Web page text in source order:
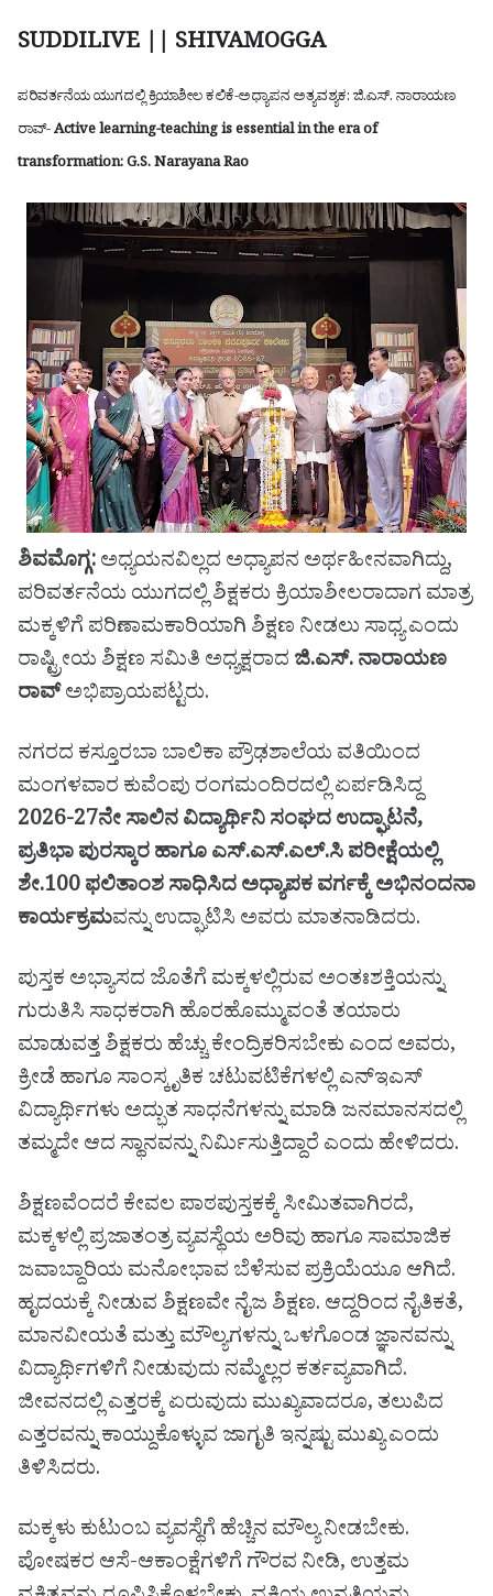
SUDDILIVE || SHIVAMOGGA
ಪರಿವರ್ತನೆಯ ಯುಗದಲ್ಲಿ ಕ್ರಿಯಾಶೀಲ ಕಲಿಕೆ-ಅಧ್ಯಾಪನ ಅತ್ಯವಶ್ಯಕ: ಜಿ.ಎಸ್. ನಾರಾಯಣ
ರಾವ್-Active learning-teaching is essential in the era of
transformation: G.S. Narayana Rao
ಶಿವಮೊಗ್ಗ:ಅಧ್ಯಯನವಿಲ್ಲದ ಅಧ್ಯಾಪನ ಅರ್ಥಹೀನವಾಗಿದ್ದು,
ಪರಿವರ್ತನೆಯ ಯುಗದಲ್ಲಿ ಶಿಕ್ಷಕರು ಕ್ರಿಯಾಶೀಲರಾದಾಗ ಮಾತ್ರ
ಮಕ್ಕಳಿಗೆ ಪರಿಣಾಮಕಾರಿಯಾಗಿ ಶಿಕ್ಷಣ ನೀಡಲು ಸಾಧ್ಯ ಎಂದು
ರಾಷ್ಟ್ರೀಯ ಶಿಕ್ಷಣ ಸಮಿತಿ ಅಧ್ಯಕ್ಷರಾದ ಜಿ.ಎಸ್. ನಾರಾಯಣ
ರಾವ್ಅಭಿಪ್ರಾಯಪಟ್ಟರು.
ನಗರದ ಕಸ್ತೂರಬಾ ಬಾಲಿಕಾ ಪ್ರೌಢಶಾಲೆಯ ವತಿಯಿಂದ
ಮಂಗಳವಾರ ಕುವೆಂಪು ರಂಗಮಂದಿರದಲ್ಲಿ ಏರ್ಪಡಿಸಿದ್ದ
2026-27ನೇ ಸಾಲಿನ ವಿದ್ಯಾರ್ಥಿನಿ ಸಂಘದ ಉದ್ಘಾಟನೆ,
ಪ್ರತಿಭಾ ಪುರಸ್ಕಾರ ಹಾಗೂ ಎಸ್.ಎಸ್.ಎಲ್.ಸಿ ಪರೀಕ್ಷೆಯಲ್ಲಿ
ಶೇ.100 ಫಲಿತಾಂಶ ಸಾಧಿಸಿದ ಅಧ್ಯಾಪಕ ವರ್ಗಕ್ಕೆ ಅಭಿನಂದನಾ
ಕಾರ್ಯಕ್ರಮವನ್ನು ಉದ್ಘಾಟಿಸಿ ಅವರು ಮಾತನಾಡಿದರು.
ಪುಸ್ತಕ ಅಭ್ಯಾಸದ ಜೊತೆಗೆ ಮಕ್ಕಳಲ್ಲಿರುವ ಅಂತಃಶಕ್ತಿಯನ್ನು
ಗುರುತಿಸಿ ಸಾಧಕರಾಗಿ ಹೊರಹೊಮ್ಮುವಂತೆ ತಯಾರು
ಮಾಡುವತ್ತ ಶಿಕ್ಷಕರು ಹೆಚ್ಚು ಕೇಂದ್ರಿಕರಿಸಬೇಕು ಎಂದ ಅವರು,
ಕ್ರೀಡೆ ಹಾಗೂ ಸಾಂಸ್ಕೃತಿಕ ಚಟುವಟಿಕೆಗಳಲ್ಲಿ ಎನ್‌ಇಎಸ್
ವಿದ್ಯಾರ್ಥಿಗಳು ಅದ್ಭುತ ಸಾಧನೆಗಳನ್ನು ಮಾಡಿ ಜನಮಾನಸದಲ್ಲಿ
ತಮ್ಮದೇ ಆದ ಸ್ಥಾನವನ್ನು ನಿರ್ಮಿಸುತ್ತಿದ್ದಾರೆ ಎಂದು ಹೇಳಿದರು.
ಶಿಕ್ಷಣವೆಂದರೆ ಕೇವಲ ಪಾಠಪುಸ್ತಕಕ್ಕೆ ಸೀಮಿತವಾಗಿರದೆ,
ಮಕ್ಕಳಲ್ಲಿ ಪ್ರಜಾತಂತ್ರ ವ್ಯವಸ್ಥೆಯ ಅರಿವು ಹಾಗೂ ಸಾಮಾಜಿಕ
ಜವಾಬ್ದಾರಿಯ ಮನೋಭಾವ ಬೆಳೆಸುವ ಪ್ರಕ್ರಿಯೆಯೂ ಆಗಿದೆ.
ಹೃದಯಕ್ಕೆ ನೀಡುವ ಶಿಕ್ಷಣವೇ ನೈಜ ಶಿಕ್ಷಣ. ಆದ್ದರಿಂದ ನೈತಿಕತೆ,
ಮಾನವೀಯತೆ ಮತ್ತು ಮೌಲ್ಯಗಳನ್ನು ಒಳಗೊಂಡ ಜ್ಞಾನವನ್ನು
ವಿದ್ಯಾರ್ಥಿಗಳಿಗೆ ನೀಡುವುದು ನಮ್ಮೆಲ್ಲರ ಕರ್ತವ್ಯವಾಗಿದೆ.
ಜೀವನದಲ್ಲಿ ಎತ್ತರಕ್ಕೆ ಏರುವುದು ಮುಖ್ಯವಾದರೂ, ತಲುಪಿದ
ಎತ್ತರವನ್ನು ಕಾಯ್ದುಕೊಳ್ಳುವ ಜಾಗೃತಿ ಇನ್ನಷ್ಟು ಮುಖ್ಯ ಎಂದು
ತಿಳಿಸಿದರು.
ಮಕ್ಕಳು ಕುಟುಂಬ ವ್ಯವಸ್ಥೆಗೆ ಹೆಚ್ಚಿನ ಮೌಲ್ಯ ನೀಡಬೇಕು.
ಪೋಷಕರ ಆಸೆ-ಆಕಾಂಕ್ಷೆಗಳಿಗೆ ಗೌರವ ನೀಡಿ, ಉತ್ತಮ